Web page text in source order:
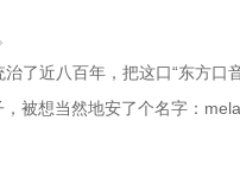
了近八百年，把这口“东方口
被想当然地安了个名字：